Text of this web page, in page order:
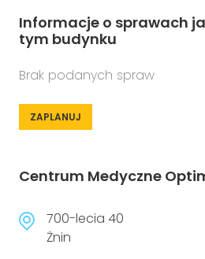
Informacje o sprawach
tym budynku
Brak podanych spraw
ZAPLANUJ
Centrum Medyczne
700-lecia 40
Żnin